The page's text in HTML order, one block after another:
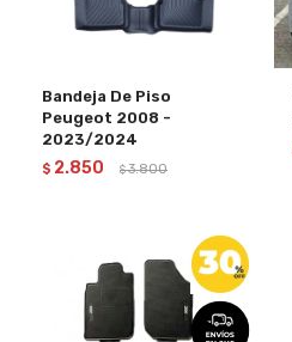
Bandeja De Piso
Peugeot 2008 -
2023/2024
$ 2.850 $ 3.800